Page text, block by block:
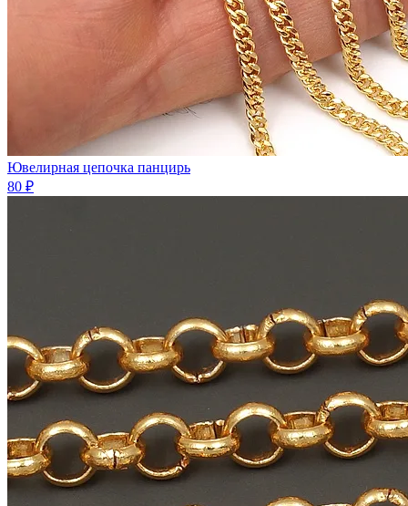
Ювелирная цепочка панцирь
80 ₽